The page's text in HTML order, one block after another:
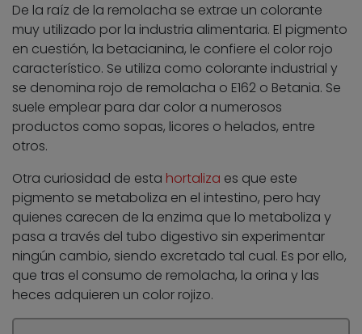
De la raíz de la remolacha se extrae un colorante
muy utilizado por la industria alimentaria. El pigmento
en cuestión, la betacianina, le confiere el color rojo
característico. Se utiliza como colorante industrial y
se denomina rojo de remolacha o E162 o Betania. Se
suele emplear para dar color a numerosos
productos como sopas, licores o helados, entre
otros.
Otra curiosidad de esta hortaliza es que este
pigmento se metaboliza en el intestino, pero hay
quienes carecen de la enzima que lo metaboliza y
pasa a través del tubo digestivo sin experimentar
ningún cambio, siendo excretado tal cual. Es por ello,
que tras el consumo de remolacha, la orina y las
heces adquieren un color rojizo.